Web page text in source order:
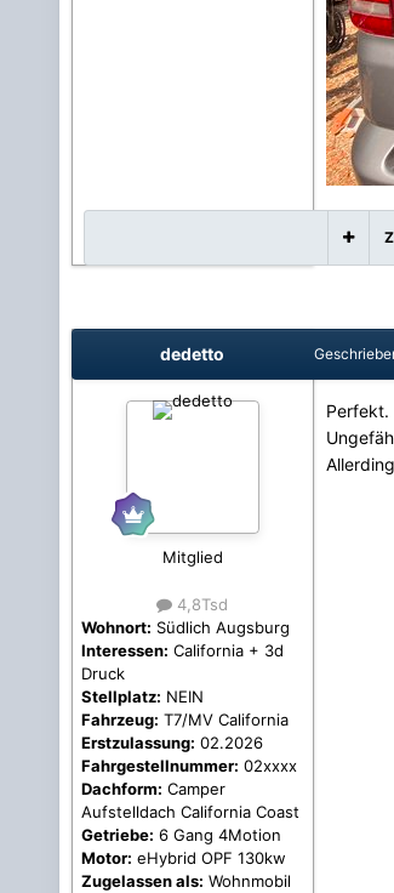
dedetto
Mitglied
4,8Tsd
Wohnort: Südlich Augsburg
Interessen: California + 3d
Druck
Stellplatz: NEIN
Fahrzeug: T7/MV California
Erstzulassung: 02.2026
Fahrgestellnummer: 02xxxx
Dachform: Camper
Aufstelldach California Coast
Getriebe: 6 Gang 4Motion
Motor: eHybrid OPF 130kw
Zugelassen als: Wohnmobil
Perfekt.